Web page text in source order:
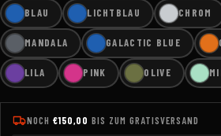
BLAU LICHTBLAU CHROM
MANDALA GALACTIC BLUE
LILA PINK OLIVE
NOCH €150,00 BIS ZUM GRATISVERSAND